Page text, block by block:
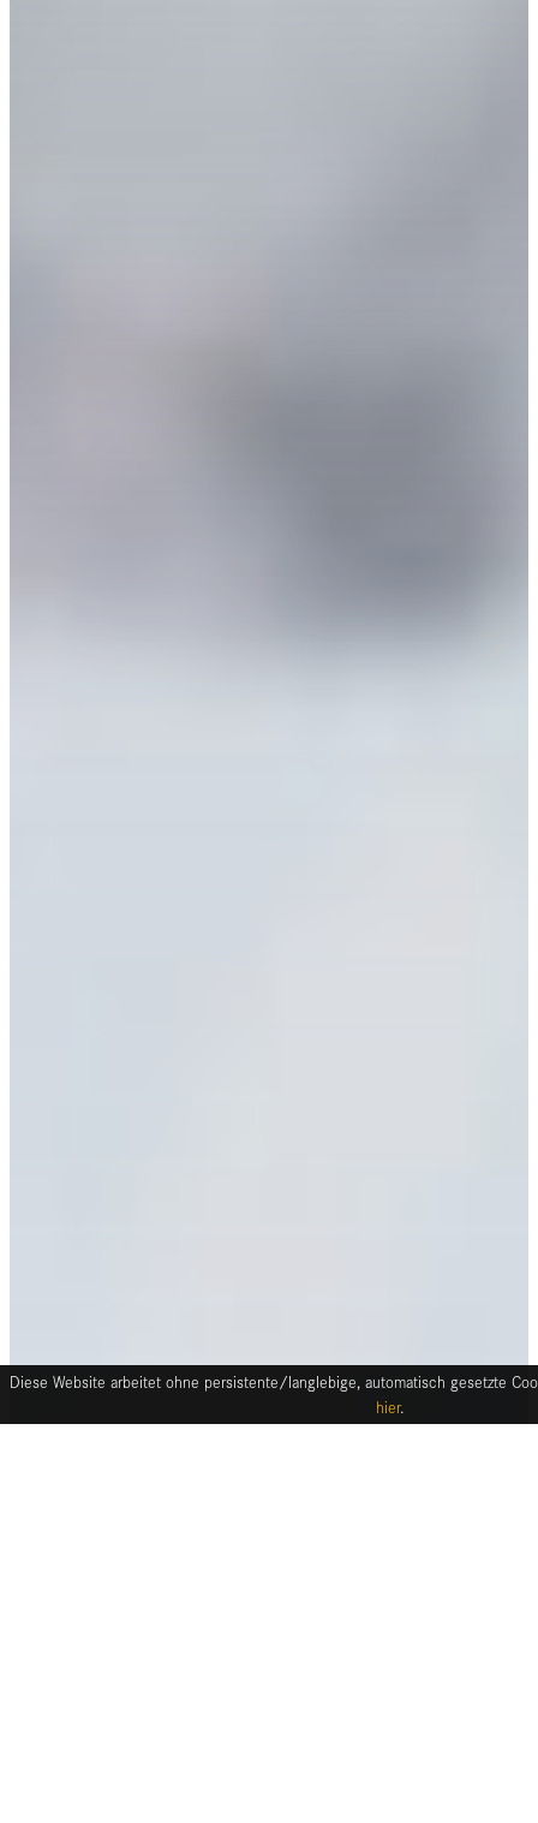
Diese Website arbeitet ohne persistente/langlebige, automatisch gesetzte
hier.